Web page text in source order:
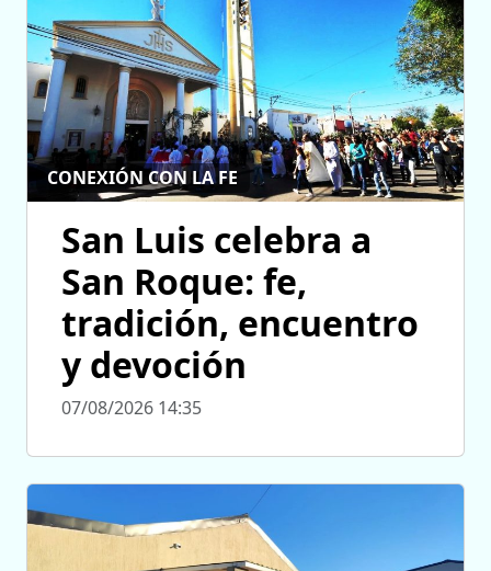
CONEXIÓN CON LA FE
San Luis celebra a
San Roque: fe,
tradición, encuentro
y devoción
07/08/2026 14:35